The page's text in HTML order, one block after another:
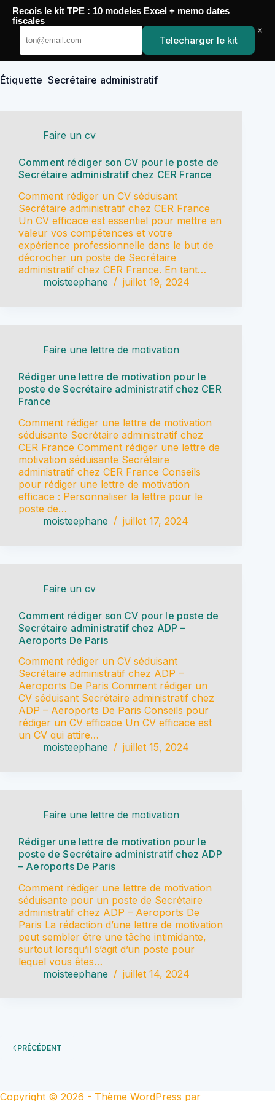
Passer
contenu
YoupiJobs
Étiquette Secrétaire administratif
Faire un cv
Comment rédiger son CV pour le poste de
Secrétaire administratif chez CER France
Comment rédiger un CV séduisant
Secrétaire administratif chez CER France
Un CV efficace est essentiel pour mettre en
valeur vos compétences et votre
expérience professionnelle dans le but de
décrocher un poste de Secrétaire
administratif chez CER France. En tant…
moisteephane
juillet 19, 2024
Faire une lettre de motivation
Rédiger une lettre de motivation pour le
poste de Secrétaire administratif chez CER
France
Comment rédiger une lettre de motivation
séduisante Secrétaire administratif chez
CER France Comment rédiger une lettre de
motivation séduisante Secrétaire
administratif chez CER France Conseils
pour rédiger une lettre de motivation
efficace : Personnaliser la lettre pour le
poste de…
moisteephane
juillet 17, 2024
Faire un cv
Comment rédiger son CV pour le poste de
Secrétaire administratif chez ADP –
Aeroports De Paris
Comment rédiger un CV séduisant
Secrétaire administratif chez ADP –
Aeroports De Paris Comment rédiger un
CV séduisant Secrétaire administratif chez
ADP – Aeroports De Paris Conseils pour
rédiger un CV efficace Un CV efficace est
un CV qui attire…
moisteephane
juillet 15, 2024
Faire une lettre de motivation
Rédiger une lettre de motivation pour le
poste de Secrétaire administratif chez ADP
– Aeroports De Paris
Comment rédiger une lettre de motivation
séduisante pour un poste de Secrétaire
administratif chez ADP – Aeroports De
Paris La rédaction d’une lettre de motivation
peut sembler être une tâche intimidante,
surtout lorsqu’il s’agit d’un poste pour
lequel vous êtes…
moisteephane
juillet 14, 2024
PRÉCÉDENT
Copyright © 2026 - Thème WordPress par
Recois le kit TPE : 10 modeles Excel + memo dates
fiscales
Telecharger le kit
×